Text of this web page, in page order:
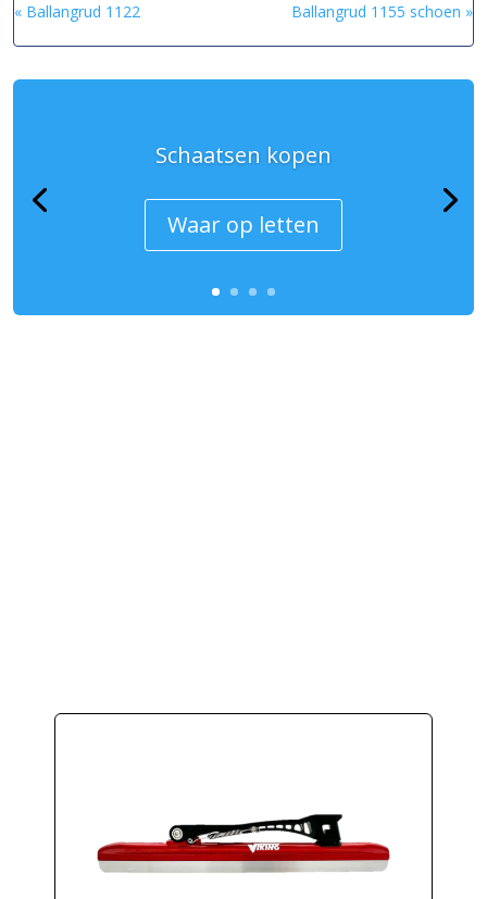
« Ballangrud 1122 Ballangrud 1155 schoen »
Schaatsen kopen
Waar op letten